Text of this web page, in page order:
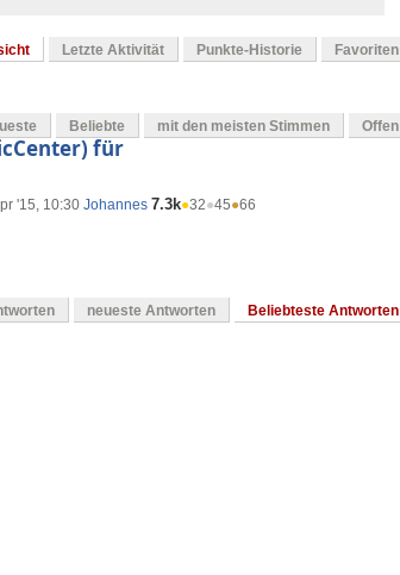
Letzte Aktivität Punkte-Historie Favoriten
Beliebte mit den meisten Stimmen Offen
für
'15, 10:30 Johannes 7.3k●32●45●66
neueste Antworten Beliebteste Antworten